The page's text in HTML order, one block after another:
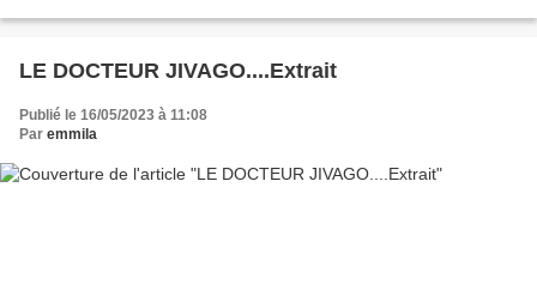
LE DOCTEUR JIVAGO....Extrait
Publié le 16/05/2023 à 11:08
Par emmila